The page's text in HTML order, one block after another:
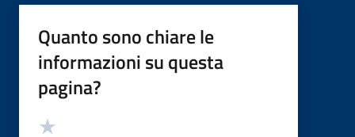
Quanto sono chiare le
informazioni su questa
pagina?
Valutazione